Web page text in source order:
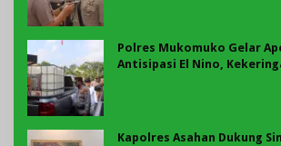
Polres Mukomuko Gelar
Antisipasi El Nino,
Kapolres Asahan Dukung